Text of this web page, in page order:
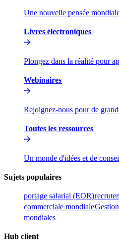
Une nouvelle pensée
Livres électroniques​​
Plongez dans la réalité pour
Webinaires​​
Rejoignez-nous pour de
Toutes les ressources​​
Un monde d'idées et de
Sujets populaires​​
portage salarial (EOR)​​
commerciale mondiale​​
mondiales​​
Hub client​​